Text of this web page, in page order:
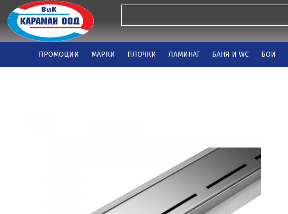
ПРОМОЦИИ МАРКИ ПЛОЧКИ ЛАМИНАТ БАНЯ И WC БОИ